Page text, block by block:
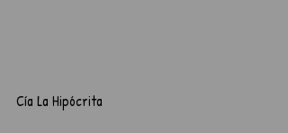
Cía La Hipócrita